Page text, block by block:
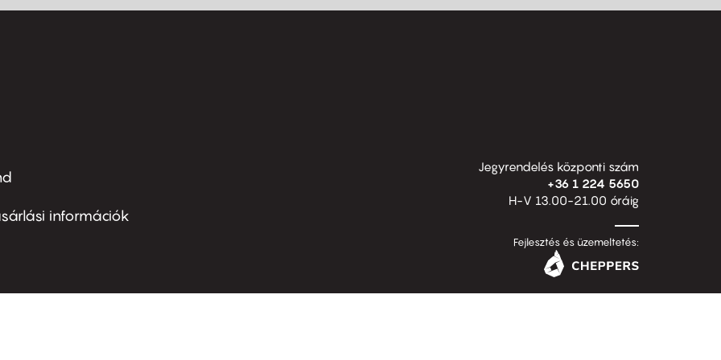
információk
Jegyrendelés központi szám
+36 1 224 5650
H-V 13.00-21.00 óráig
Fejlesztés és üzemeltetés: